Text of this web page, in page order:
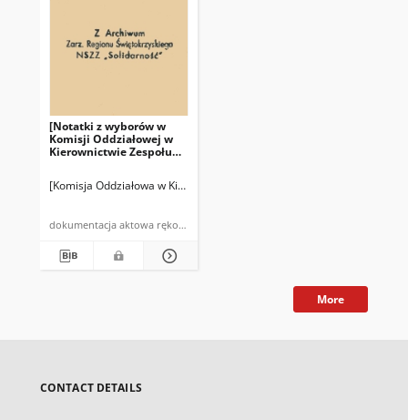
[Notatki z wyborów w
Komisji Oddziałowej w
Kierownictwie Zespołu
[Komisja Oddziałowa w Kierownictwie Zespołu Budów nr 2 w Ostrowcu]
dokumentacja aktowa rękopis
More
CONTACT DETAILS